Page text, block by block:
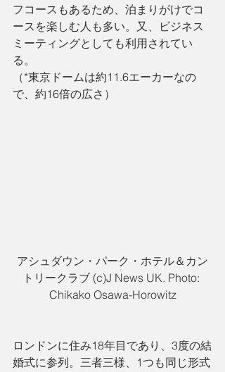
フコースもあるため、泊まりがけでコ
ースを楽しむ人も多い。又、ビジネス
ミーティングとしても利用されてい
る。
（*東京ドームは約11.6エーカーなの
で、約16倍の広さ）
アシュダウン・パーク・ホテル＆カン
トリークラブ (c)J News UK. Photo:
Chikako Osawa-Horowitz
ロンドンに住み18年目であり、3度の結
婚式に参列。三者三様、1つも同じ形式